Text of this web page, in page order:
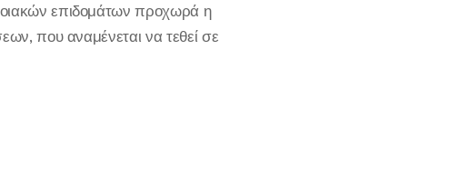
επιδομάτων προχωρά η
που αναμένεται να τεθεί σε